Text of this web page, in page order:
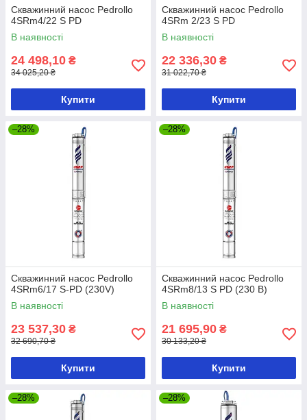
Скважинний насос Pedrollo
4SRm4/22 S PD
В наявності
24 498,10 ₴
34 025,20 ₴
Купити
Скважинний насос Pedrollo
4SRm 2/23 S PD
В наявності
22 336,30 ₴
31 022,70 ₴
Купити
–28%
Скважинний насос Pedrollo
4SRm6/17 S-PD (230V)
В наявності
23 537,30 ₴
32 690,70 ₴
Купити
–28%
Скважинний насос Pedrollo
4SRm8/13 S PD (230 В)
В наявності
21 695,90 ₴
30 133,20 ₴
Купити
–28% –28%